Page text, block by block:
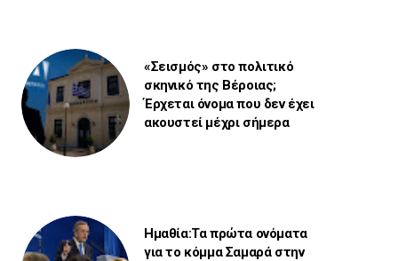
«Σεισμός» στο πολιτικό
σκηνικό της Βέροιας;
Έρχεται όνομα που δεν έχει
ακουστεί μέχρι σήμερα
Ημαθία:Τα πρώτα ονόματα
για το κόμμα Σαμαρά στην